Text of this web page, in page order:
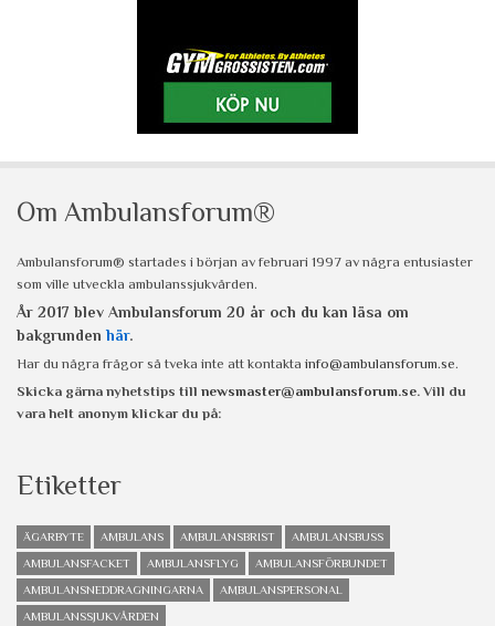
Om Ambulansforum®
Ambulansforum® startades i början av februari 1997 av några entusiaster
som ville utveckla ambulanssjukvården.
År 2017 blev Ambulansforum 20 år och du kan läsa om
bakgrunden här.
Har du några frågor så tveka inte att kontakta info@ambulansforum.se.
Skicka gärna nyhetstips till newsmaster@ambulansforum.se. Vill du
vara helt anonym klickar du på:
Etiketter
ÄGARBYTE AMBULANS AMBULANSBRIST
AMBULANSBUSS
AMBULANSFACKET
AMBULANSFLYG
AMBULANSFÖRBUNDET
AMBULANSNEDDRAGNINGARNA
AMBULANSPERSONAL
AMBULANSSJUKVÅRDEN